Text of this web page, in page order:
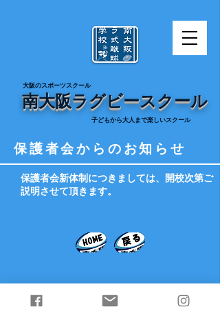
​大阪のスポーツスクール
南大阪ラグビースクール
​子どもから大人まで楽しいスクール
保護者会からのお知らせ
​保護者会新体制につきましては、開校次第ご
説明させて頂きます。
Copyright © 1984 南大阪ラグビースクール.